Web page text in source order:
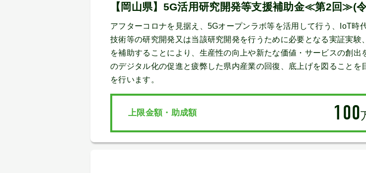
【岡山県】5G活用研究開発等支援補助金≪第2回≫(
アフターコロナを見据え、5Gオープンラボ等を活用して行う、IoT
技術等の研究開発又は当該研究開発を行うために必要となる実証実
を補助することにより、生産性の向上や新たな価値・サービスの創
のデジタル化の促進と疲弊した県内産業の回復、底上げを図ること
を行います。
上限金額・助成額 100